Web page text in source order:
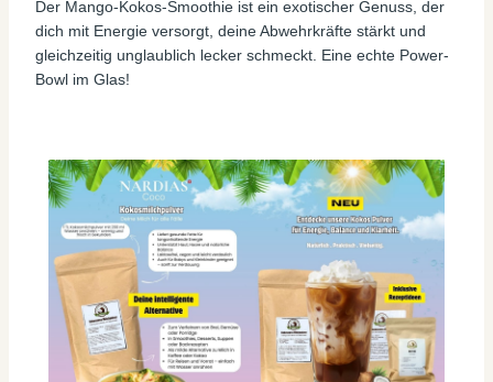
Der Mango-Kokos-Smoothie ist ein exotischer Genuss, der
dich mit Energie versorgt, deine Abwehrkräfte stärkt und
gleichzeitig unglaublich lecker schmeckt. Eine echte Power-
Bowl im Glas!